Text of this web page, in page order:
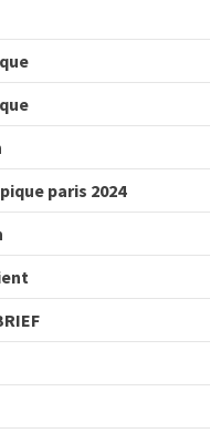
paris 2024